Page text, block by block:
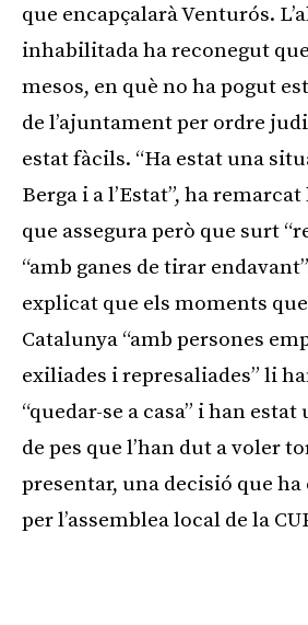
que encapçalarà Venturós.
inhabilitada ha reconegut
mesos, en què no ha pogut
de l’ajuntament per ordre
estat fàcils. “Ha estat una
Berga i a l’Estat”, ha
que assegura però que surt
“amb ganes de tirar
explicat que els moments
Catalunya “amb persones
exiliades i represaliades” li
“quedar-se a casa” i han
de pes que l’han dut a voler
presentar, una decisió que ha
per l’assemblea local de la